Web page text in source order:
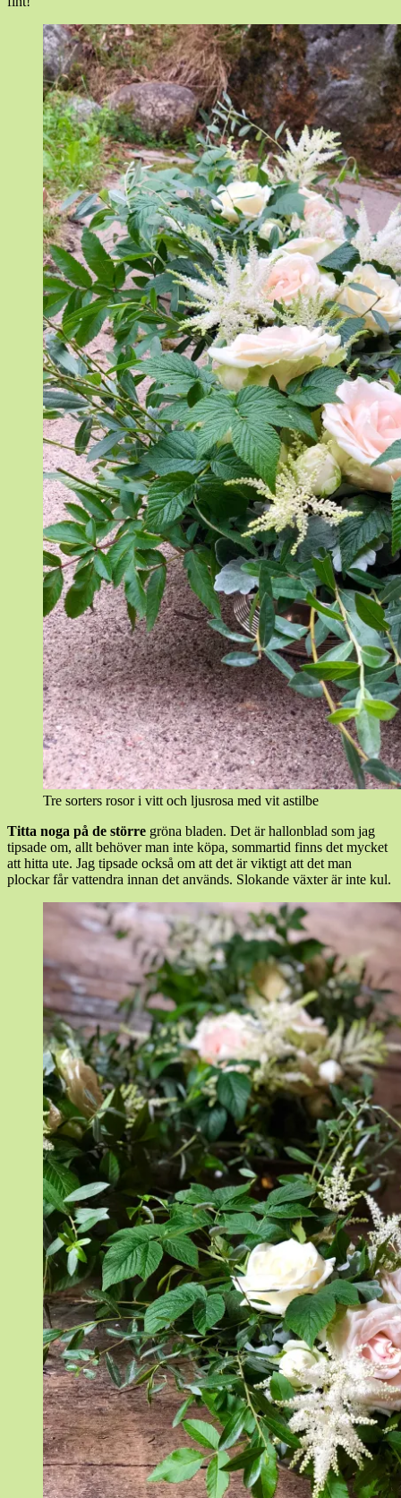
Tre sorters rosor i vitt och ljusrosa med vit astilbe
Titta noga på de större gröna bladen. Det är hallonblad som jag
tipsade om, allt behöver man inte köpa, sommartid finns det mycket
att hitta ute. Jag tipsade också om att det är viktigt att det man
plockar får vattendra innan det används. Slokande växter är inte kul.